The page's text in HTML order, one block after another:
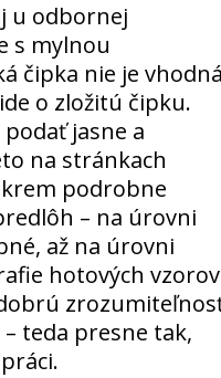
u odbornej
s mylnou
čipka nie je
o zložitú čipku.
jasne a
na stránkach
podrobne
– na úrovni
až na úrovni
hotových
teda presne tak,